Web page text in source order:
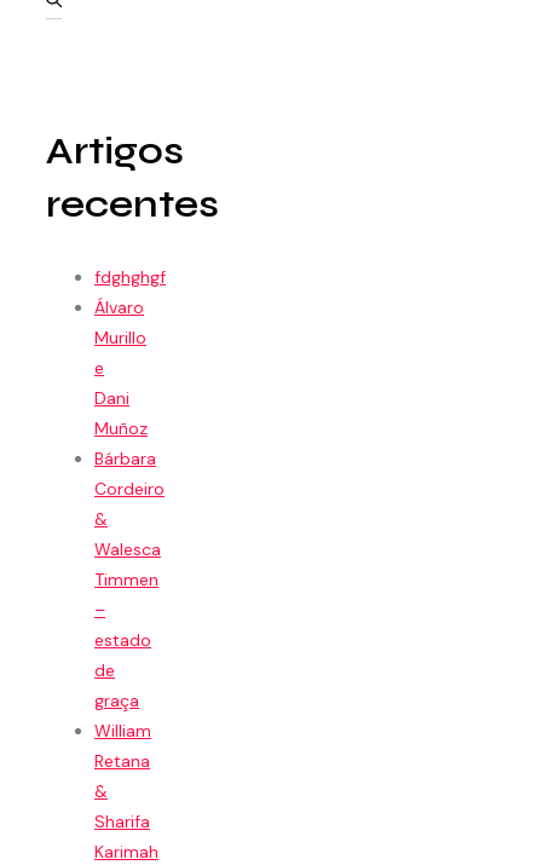
Artigos
recentes
fdghghgf
Álvaro
Murillo
e
Dani
Muñoz
Bárbara
Cordeiro
&
Walesca
Timmen
–
estado
de
graça
William
Retana
&
Sharifa
Karimah